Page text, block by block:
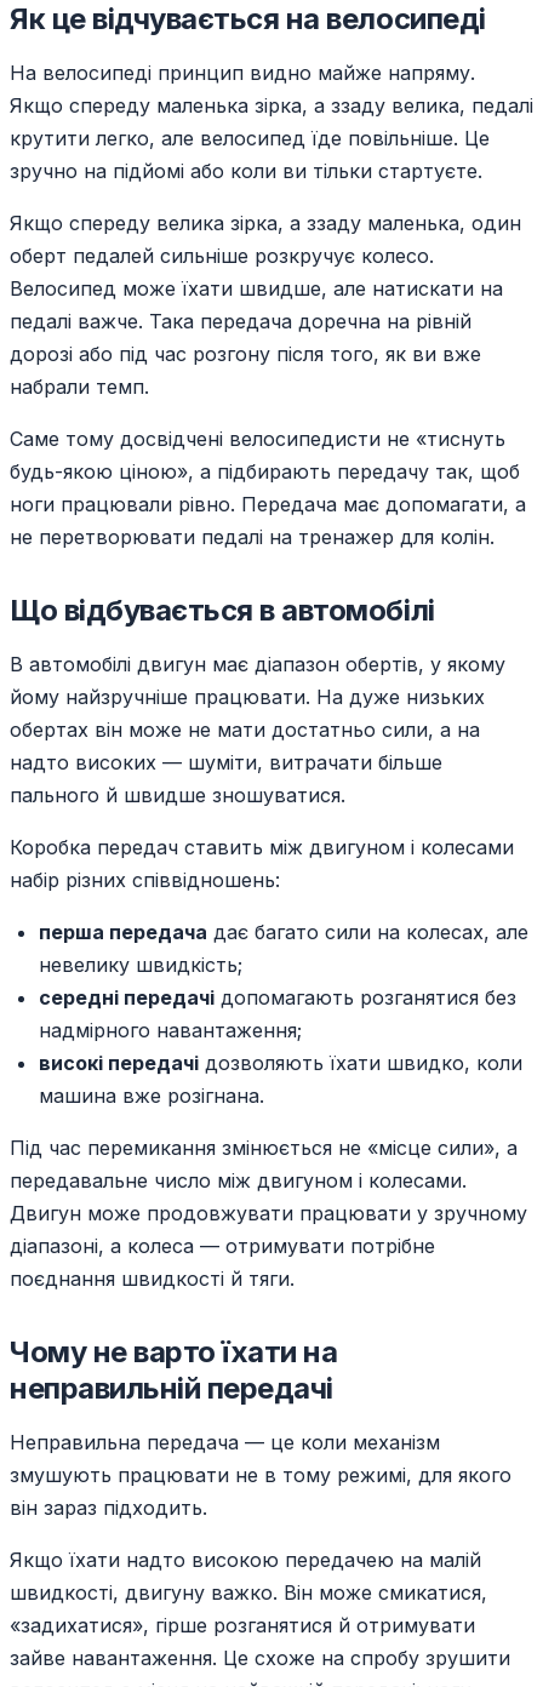
Як це відчувається на велосипеді
На велосипеді принцип видно майже напряму.
Якщо спереду маленька зірка, а ззаду велика, педалі
крутити легко, але велосипед їде повільніше. Це
зручно на підйомі або коли ви тільки стартуєте.
Якщо спереду велика зірка, а ззаду маленька, один
оберт педалей сильніше розкручує колесо.
Велосипед може їхати швидше, але натискати на
педалі важче. Така передача доречна на рівній
дорозі або під час розгону після того, як ви вже
набрали темп.
Саме тому досвідчені велосипедисти не «тиснуть
будь-якою ціною», а підбирають передачу так, щоб
ноги працювали рівно. Передача має допомагати, а
не перетворювати педалі на тренажер для колін.
Що відбувається в автомобілі
В автомобілі двигун має діапазон обертів, у якому
йому найзручніше працювати. На дуже низьких
обертах він може не мати достатньо сили, а на
надто високих — шуміти, витрачати більше
пального й швидше зношуватися.
Коробка передач ставить між двигуном і колесами
набір різних співвідношень:
перша передача дає багато сили на колесах, але
невелику швидкість;
середні передачі допомагають розганятися без
надмірного навантаження;
високі передачі дозволяють їхати швидко, коли
машина вже розігнана.
Під час перемикання змінюється не «місце сили», а
передавальне число між двигуном і колесами.
Двигун може продовжувати працювати у зручному
діапазоні, а колеса — отримувати потрібне
поєднання швидкості й тяги.
Чому не варто їхати на
неправильній передачі
Неправильна передача — це коли механізм
змушують працювати не в тому режимі, для якого
він зараз підходить.
Якщо їхати надто високою передачею на малій
швидкості, двигуну важко. Він може смикатися,
«задихатися», гірше розганятися й отримувати
зайве навантаження. Це схоже на спробу зрушити